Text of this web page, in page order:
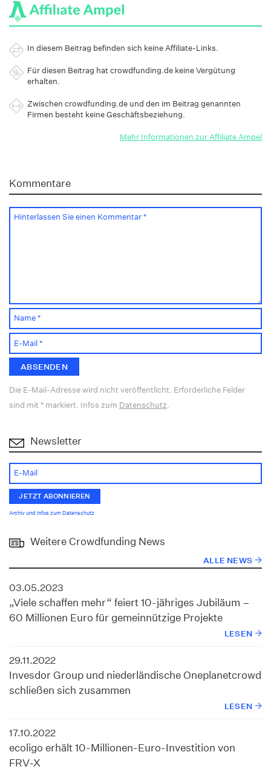
In diesem Beitrag befinden sich keine Affiliate-Links.
Für diesen Beitrag hat crowdfunding.de keine Vergütung
erhalten.
Zwischen crowdfunding.de und den im Beitrag genannten
Firmen besteht keine Geschäftsbeziehung.
Mehr Informationen zur Affiliate Ampel
Kommentare
Die E-Mail-Adresse wird nicht veröffentlicht. Erforderliche Felder
sind mit * markiert. Infos zum Datenschutz.
Newsletter
Archiv und Infos zum Datenschutz
Weitere Crowdfunding News
ALLE NEWS
03.05.2023
„Viele schaffen mehr“ feiert 10-jähriges Jubiläum –
60 Millionen Euro für gemeinnützige Projekte
LESEN
29.11.2022
Invesdor Group und niederländische Oneplanetcrowd
schließen sich zusammen
LESEN
17.10.2022
ecoligo erhält 10-Millionen-Euro-Investition von
FRV-X